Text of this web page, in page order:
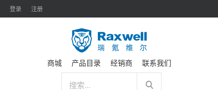
登录 注册
商城 产品目录 经销商 联系我们